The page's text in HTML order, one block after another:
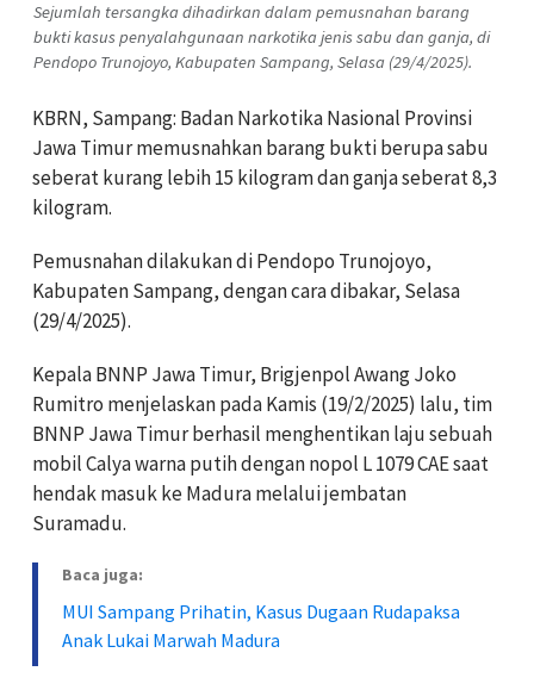
Sejumlah tersangka dihadirkan dalam pemusnahan barang
bukti kasus penyalahgunaan narkotika jenis sabu dan ganja, di
Pendopo Trunojoyo, Kabupaten Sampang, Selasa (29/4/2025).
KBRN, Sampang: Badan Narkotika Nasional Provinsi
Jawa Timur memusnahkan barang bukti berupa sabu
seberat kurang lebih 15 kilogram dan ganja seberat 8,3
kilogram.
Pemusnahan dilakukan di Pendopo Trunojoyo,
Kabupaten Sampang, dengan cara dibakar, Selasa
(29/4/2025).
Kepala BNNP Jawa Timur, Brigjenpol Awang Joko
Rumitro menjelaskan pada Kamis (19/2/2025) lalu, tim
BNNP Jawa Timur berhasil menghentikan laju sebuah
mobil Calya warna putih dengan nopol L 1079 CAE saat
hendak masuk ke Madura melalui jembatan
Suramadu.
Baca juga:
MUI Sampang Prihatin, Kasus Dugaan Rudapaksa
Anak Lukai Marwah Madura